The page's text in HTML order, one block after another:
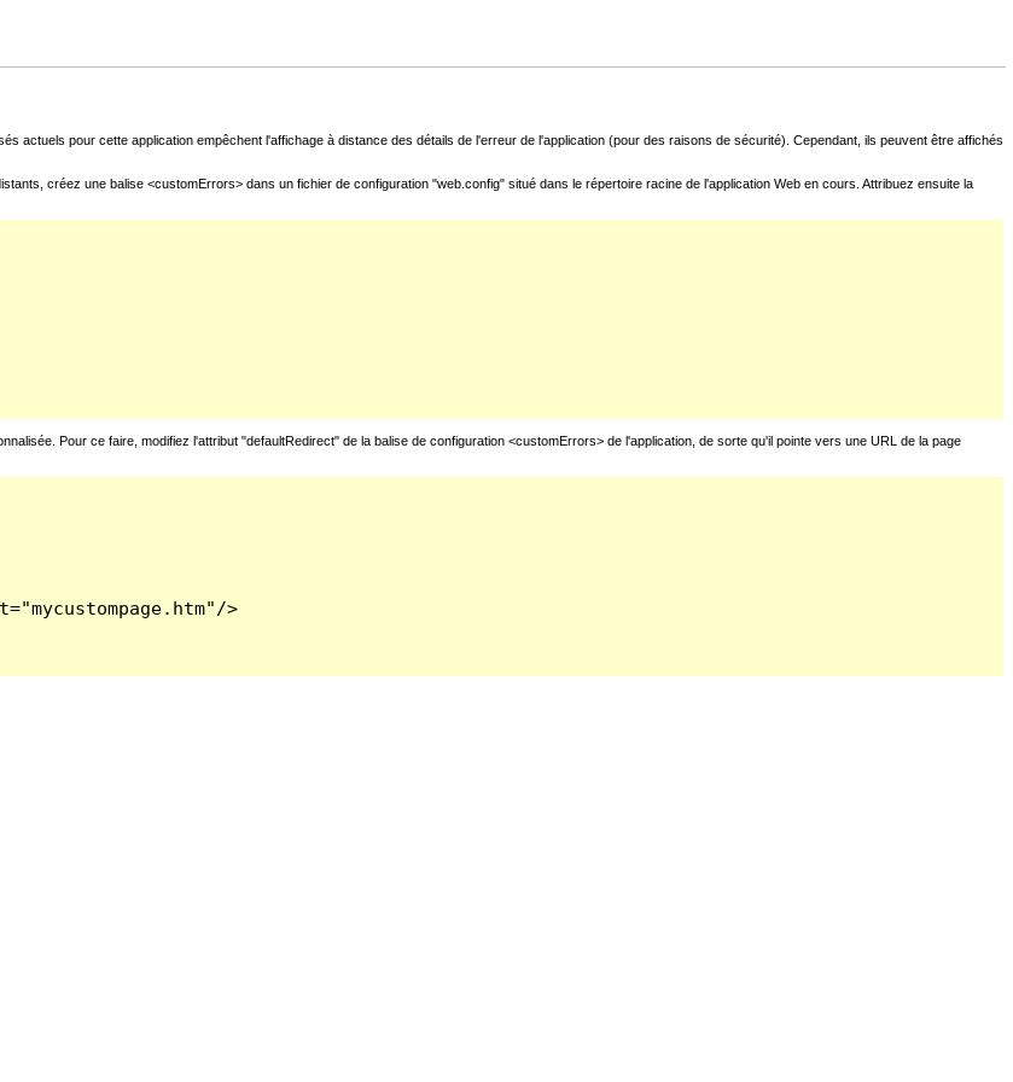
actuels pour cette application empêchent l'affichage à distance des détails de l'erreur de l'application (pour des raisons de sécurité). Cependant, ils peuvent être affichés
créez une balise <customErrors> dans un fichier de configuration "web.config" situé dans le répertoire racine de l'application Web en cours. Attribuez ensuite la
Pour ce faire, modifiez l'attribut "defaultRedirect" de la balise de configuration <customErrors> de l'application, de sorte qu'il pointe vers une URL de la page
>